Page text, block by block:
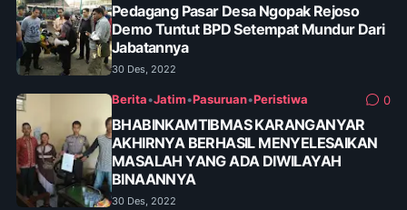
Pedagang Pasar Desa Ngopak Rejoso
Demo Tuntut BPD Setempat Mundur Dari
Jabatannya
30 Des, 2022
Berita•Jatim•Pasuruan•Peristiwa 0
BHABINKAMTIBMAS KARANGANYAR
AKHIRNYA BERHASIL MENYELESAIKAN
MASALAH YANG ADA DIWILAYAH
BINAANNYA
30 Des, 2022